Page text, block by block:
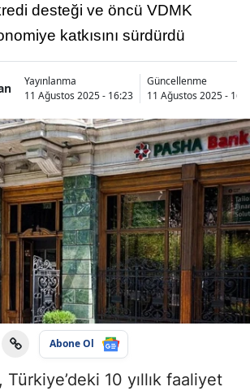
desteği ve öncü VDMK
katkısını sürdürdü
Yayınlanma
11 Ağustos 2025 - 16:23
Güncellenme
11 Ağustos 2025 -
Abone Ol
Türkiye’deki 10 yıllık faaliyet